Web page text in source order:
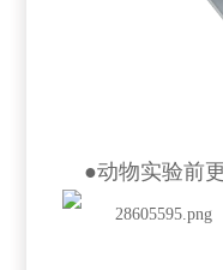
●动物实验前